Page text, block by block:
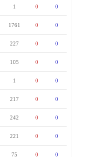
1 0 0
1761 0 0
227 0 0
105 0 0
1 0 0
217 0 0
242 0 0
221 0 0
75 0 0